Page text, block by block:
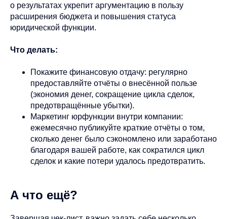
о результатах укрепит аргументацию в пользу
расширения бюджета и повышения статуса
юридической функции.
Что делать:
Покажите финансовую отдачу: регулярно
предоставляйте отчёты о внесённой пользе
(экономия денег, сокращение цикла сделок,
предотвращённые убытки).
Маркетинг юрфункции внутри компании:
ежемесячно публикуйте краткие отчёты о том,
сколько денег было сэкономлено или заработано
благодаря вашей работе, как сократился цикл
сделок и какие потери удалось предотвратить.
А что ещё?